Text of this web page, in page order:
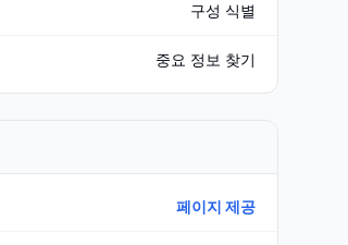
구성 식별
중요 정보 찾기
페이지 제공